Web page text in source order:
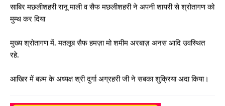
साबिर मछलीशहरी रानू माली व सैफ मछलीशहरी ने अपनी शायरी से श्रोतागण को
मुम्थ कर दिया
मुख्य श्रोतागण में. मतलूब सैफ हमज़ा मो शमीम अरबाज़ अनस आदि उवस्थित
रहे.
आखिर में बज़्म के अध्यक्ष श्री दुर्गा अग्रहरी जी ने सबका शुक्रिया अदा किया।